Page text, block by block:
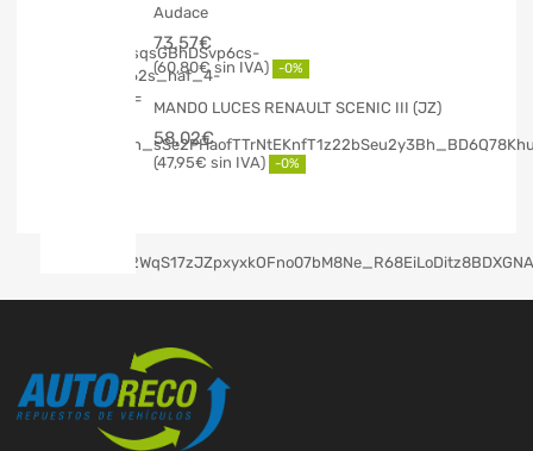
Audace
73,57€
60,80€ -0%
MANDO LUCES RENAULT SCENIC III (JZ)
58,02€
47,95€ -0%